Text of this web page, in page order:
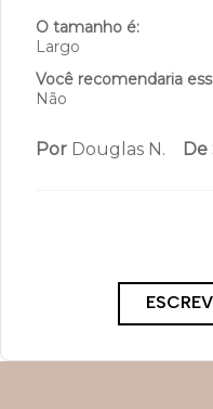
O tamanho é:
Largo
Você recomendaria
Não
Por Douglas N. De